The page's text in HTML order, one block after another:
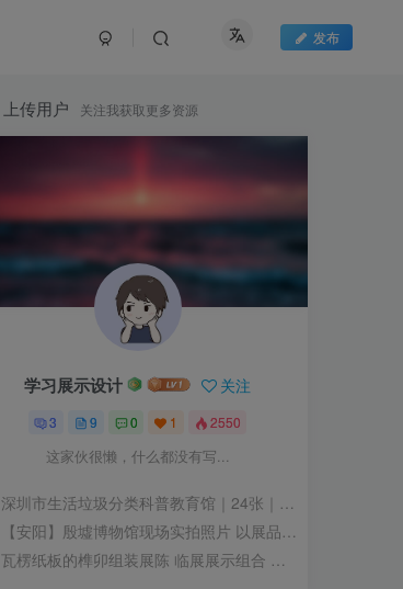
发布
上传用户 关注我获取更多资源
学习展示设计 关注
3 9 0 1 2550
这家伙很懒，什么都没有写...
深圳市生活垃圾分类科普教育馆｜24张｜JPG&GIF｜16.63M
【安阳】殷墟博物馆现场实拍照片 以展品展墙为主｜460张｜JPG｜64.52M
瓦楞纸板的榫卯组装展陈 临展展示组合 灵活空间展示方式｜JPG+GIF｜44张｜37.54M